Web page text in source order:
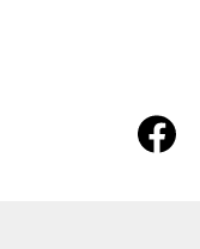
Faceboo
k
X